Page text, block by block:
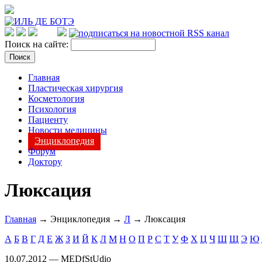
Поиск на сайте:
Главная
Пластическая хирургия
Косметология
Психология
Пациенту
Новости медицины
Энциклопедия
Форум
Доктору
Люксация
Главная → Энциклопедия → Л → Люксация
А Б В Г Д Е Ж З И Й К Л М Н О П Р С Т У Ф Х Ц Ч Ш Щ Э Ю
10.07.2012 — MEDfStUdio